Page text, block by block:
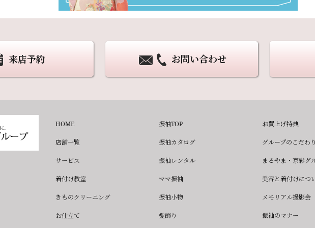
来店予約 お問い合わせ
HOME
店舗一覧
サービス
着付け教室
きものクリーニング
お仕立て
振袖TOP
振袖カタログ
振袖レンタル
ママ振袖
振袖小物
髪飾り
お買上げ特典
グループのこだわり
まるやま・京彩グ
美容と着付けにつ
メモリアル撮影会
振袖のマナー